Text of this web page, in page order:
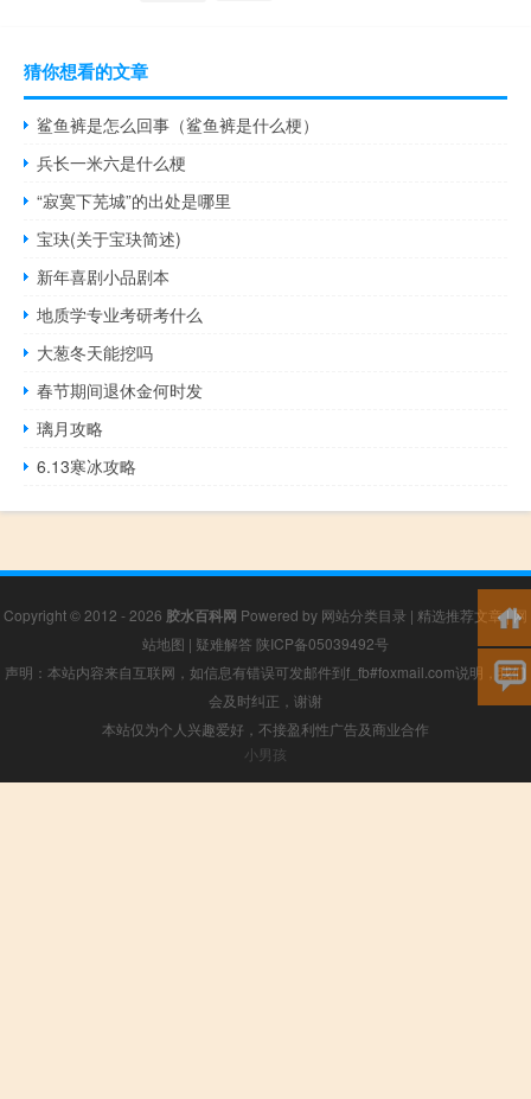
猜你想看的文章
鲨鱼裤是怎么回事（鲨鱼裤是什么梗）
兵长一米六是什么梗
“寂寞下芜城”的出处是哪里
宝玦(关于宝玦简述)
新年喜剧小品剧本
地质学专业考研考什么
大葱冬天能挖吗
春节期间退休金何时发
璃月攻略
6.13寒冰攻略
Copyright © 2012 - 2026 胶水百科网 Powered by 网站分类目录 | 精选推荐文章|网
站地图 | 疑难解答 陕ICP备05039492号
声明：本站内容来自互联网，如信息有错误可发邮件到f_fb#foxmail.com说明，我们
会及时纠正，谢谢
本站仅为个人兴趣爱好，不接盈利性广告及商业合作
小男孩